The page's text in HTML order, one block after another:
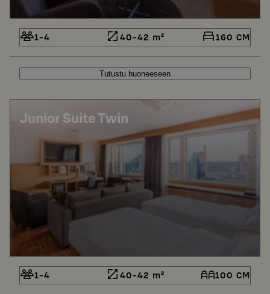
1-4 40-42 m² 160 CM
Tutustu huoneeseen
Junior Suite Twin
1-4 40-42 m² 100 CM